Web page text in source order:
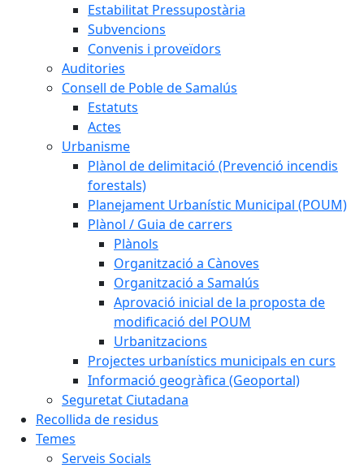
Estabilitat Pressupostària
Subvencions
Convenis i proveïdors
Auditories
Consell de Poble de Samalús
Estatuts
Actes
Urbanisme
Plànol de delimitació (Prevenció incendis
forestals)
Planejament Urbanístic Municipal (POUM)
Plànol / Guia de carrers
Plànols
Organització a Cànoves
Organització a Samalús
Aprovació inicial de la proposta de
modificació del POUM
Urbanitzacions
Projectes urbanístics municipals en curs
Informació geogràfica (Geoportal)
Seguretat Ciutadana
Recollida de residus
Temes
Serveis Socials